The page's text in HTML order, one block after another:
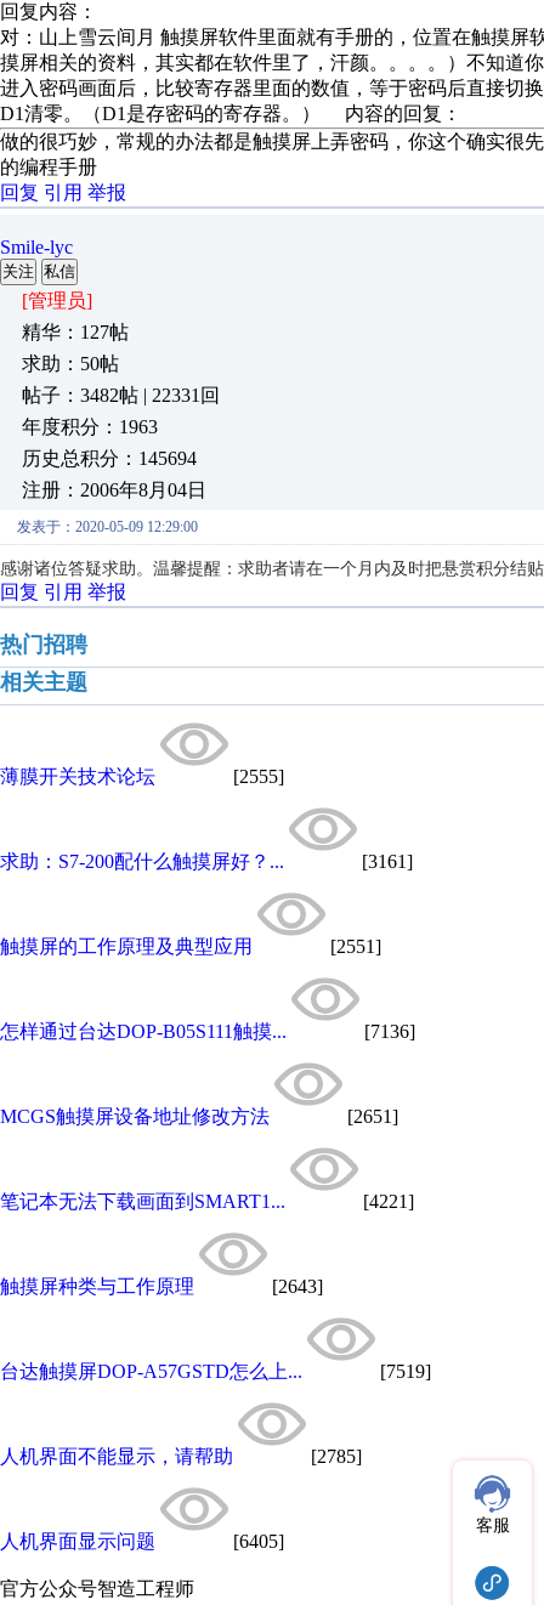
回复内容：
对：山上雪云间月 触摸屏软件里面就有手册的，位置在触摸
摸屏相关的资料，其实都在软件里了，汗颜。。。。）不知道
进入密码画面后，比较寄存器里面的数值，等于密码后直接切
D1清零。（D1是存密码的寄存器。） 内容的回复：
做的很巧妙，常规的办法都是触摸屏上弄密码，你这个确实很
的编程手册
回复 引用 举报
Smile-lyc
关注 私信
[管理员]
精华：127帖
求助：50帖
帖子：3482帖 | 22331回
年度积分：1963
历史总积分：145694
注册：2006年8月04日
发表于：2020-05-09 12:29:00
感谢诸位答疑求助。温馨提醒：求助者请在一个月内及时把悬赏积分结
回复 引用 举报
热门招聘
相关主题
薄膜开关技术论坛 [2555]
求助：S7-200配什么触摸屏好？... [3161]
触摸屏的工作原理及典型应用 [2551]
怎样通过台达DOP-B05S111触摸... [7136]
MCGS触摸屏设备地址修改方法 [2651]
笔记本无法下载画面到SMART1... [4221]
触摸屏种类与工作原理 [2643]
台达触摸屏DOP-A57GSTD怎么上... [7519]
人机界面不能显示，请帮助 [2785]
人机界面显示问题 [6405]
官方公众号智造工程师
客服